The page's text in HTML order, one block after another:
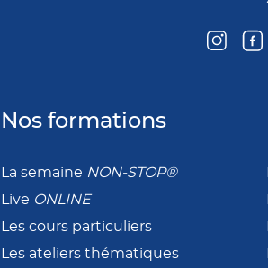
Nos formations
La semaine NON-STOP®
Live ONLINE
Les cours particuliers
Les ateliers thématiques